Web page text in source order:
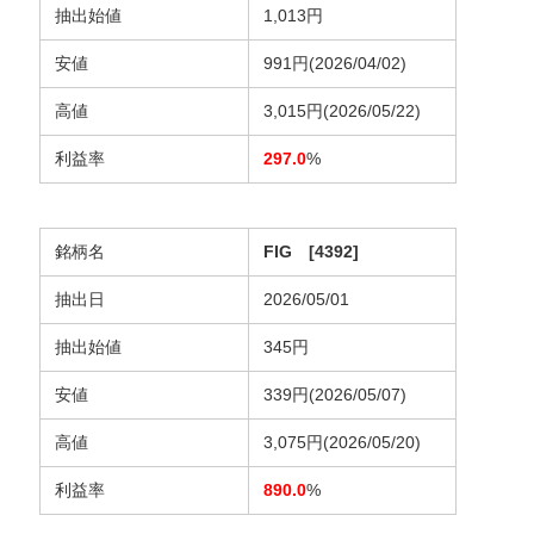
抽出始値 1,013円
安値 991円(2026/04/02)
高値 3,015円(2026/05/22)
利益率 297.0%
銘柄名 FIG [4392]
抽出日 2026/05/01
抽出始値 345円
安値 339円(2026/05/07)
高値 3,075円(2026/05/20)
利益率 890.0%